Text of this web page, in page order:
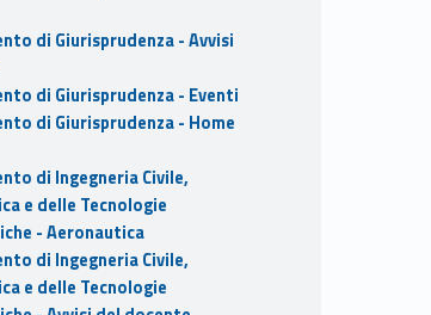
di Giurisprudenza - Avvisi
di Giurisprudenza - Eventi
di Giurisprudenza - Home
di Ingegneria Civile,
e delle Tecnologie
- Aeronautica
di Ingegneria Civile,
e delle Tecnologie